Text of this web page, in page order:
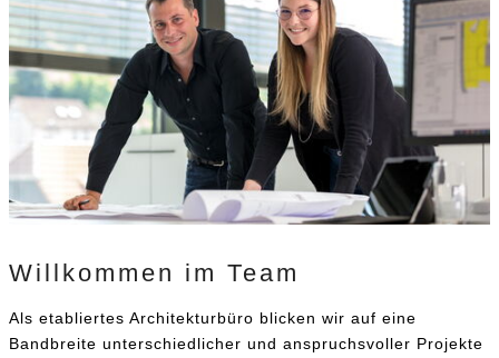
Willkommen im Team
Als etabliertes Architekturbüro blicken wir auf eine
Bandbreite unterschiedlicher und anspruchsvoller Projekte